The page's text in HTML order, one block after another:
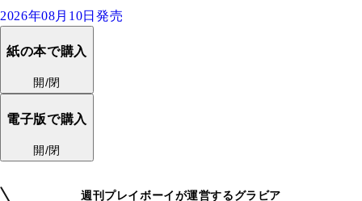
2026年08月10日発売
紙の本で購入
開/閉
電子版で購入
開/閉
週刊プレイボーイが運営するグラビア